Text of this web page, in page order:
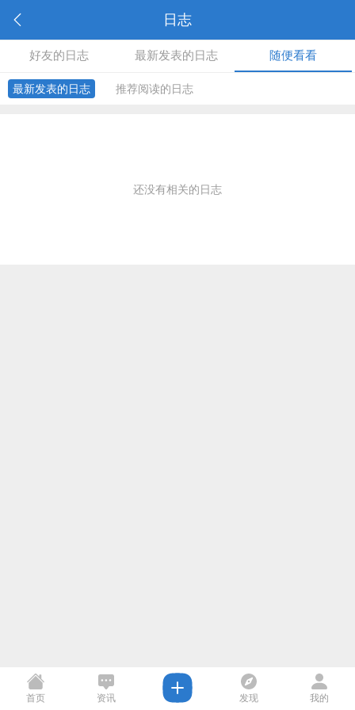
日志
好友的日志 最新发表的日志 随便看看
最新发表的日志 推荐阅读的日志
还没有相关的日志
首页 资讯 发现 我的